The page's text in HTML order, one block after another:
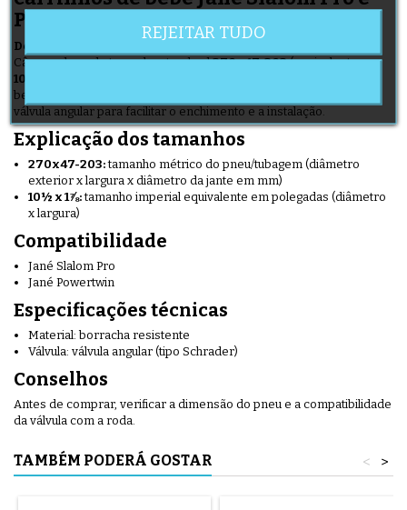
Powertwin
Descrição do produto:
Câmara de ar de tamanho standard270x47-203(equivalente a
10½ x 1⅞ polegadas
bebé Jané Slalom Pro e Powertwin. Esta câmara de ar tem uma
válvula angular para facilitar o enchimento e a instalação.
Explicação dos tamanhos
270x47-203:tamanho métrico do pneu/tubagem (diâmetro
exterior x largura x diâmetro da jante em mm)
10½ x 1⅞:tamanho imperial equivalente em polegadas (diâmetro
x largura)
Compatibilidade
Jané Slalom Pro
Jané Powertwin
Especificações técnicas
Material: borracha resistente
Válvula: válvula angular (tipo Schrader)
Conselhos
Antes de comprar, verificar a dimensão do pneu e a compatibilidade
da válvula com a roda.
TAMBÉM PODERÁ GOSTAR >
<
REJEITAR TUDO